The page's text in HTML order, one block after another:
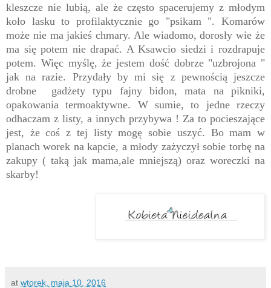
kleszcze nie lubią, ale że często spacerujemy z młodym
koło lasku to profilaktycznie go "psikam ". Komarów
może nie ma jakieś chmary. Ale wiadomo, dorosły wie że
ma się potem nie drapać. A Ksawcio siedzi i rozdrapuje
potem. Więc myślę, że jestem dość dobrze "uzbrojona "
jak na razie. Przydały by mi się z pewnością jeszcze
drobne gadżety typu fajny bidon, mata na pikniki,
opakowania termoaktywne. W sumie, to jedne rzeczy
odhaczam z listy, a innych przybywa ! Za to pocieszające
jest, że coś z tej listy mogę sobie uszyć. Bo mam w
planach worek na kapcie, a młody zażyczył sobie torbę na
zakupy ( taką jak mama,ale mniejszą) oraz woreczki na
skarby!
at wtorek, maja 10, 2016